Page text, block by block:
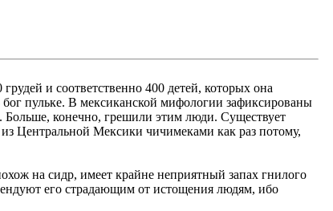
и соответственно 400 детей, которых она
пульке. В мексиканской мифологии зафиксированы
Больше, конечно, грешили этим люди. Существует
Центральной Мексики чичимеками как раз потому,
на сидр, имеет крайне неприятный запах гнилого
его страдающим от истощения людям, ибо